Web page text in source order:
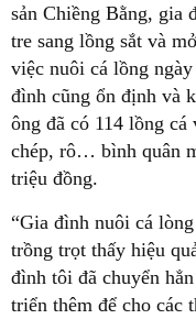
sản Chiềng Bằng, gia
tre sang lồng sắt và
việc nuôi cá lồng
đình cũng ổn định và
ông đã có 114 lồng
chép, rô… bình quân
triệu đồng.
“Gia đình nuôi cá
trồng trọt thấy hiệu
đình tôi đã chuyển
triển thêm để cho các